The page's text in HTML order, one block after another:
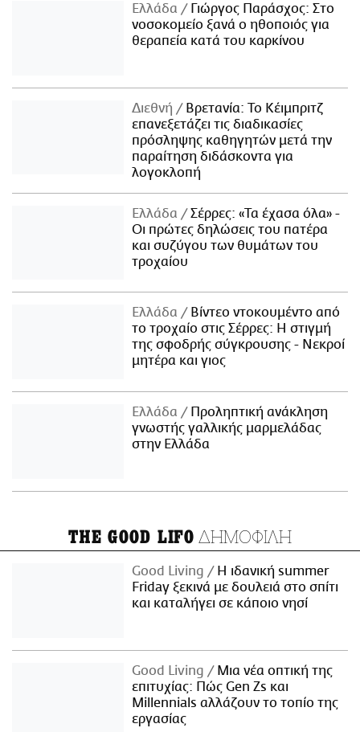
Ελλάδα
Γιώργος Παράσχος: Στο
νοσοκομείο ξανά ο ηθοποιός για
θεραπεία κατά του καρκίνου
Διεθνή
Βρετανία: Το Κέιμπριτζ
επανεξετάζει τις διαδικασίες
πρόσληψης καθηγητών μετά την
παραίτηση διδάσκοντα για
λογοκλοπή
Ελλάδα
Σέρρες: «Τα έχασα όλα» -
Οι πρώτες δηλώσεις του πατέρα
και συζύγου των θυμάτων του
τροχαίου
Ελλάδα
Βίντεο ντοκουμέντο από
το τροχαίο στις Σέρρες: Η στιγμή
της σφοδρής σύγκρουσης - Νεκροί
μητέρα και γιος
Ελλάδα
Προληπτική ανάκληση
γνωστής γαλλικής μαρμελάδας
στην Ελλάδα
THE GOOD LIFO ΔΗΜΟΦΙΛΗ
Good Living
Η ιδανική summer
Friday ξεκινά με δουλειά στο σπίτι
και καταλήγει σε κάποιο νησί
Good Living
Μια νέα οπτική της
επιτυχίας: Πώς Gen Zs και
Millennials αλλάζουν το τοπίο της
εργασίας